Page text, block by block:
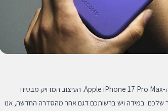
כיסוי זה תואם באופן בלעדי למכשיר ה-Apple iPhone 17 Pro Max. העיצוב המדויק מבטיח
שלכם. במידה ויש ברשותכם דגם אחר מהסדרה החדשה, אנו